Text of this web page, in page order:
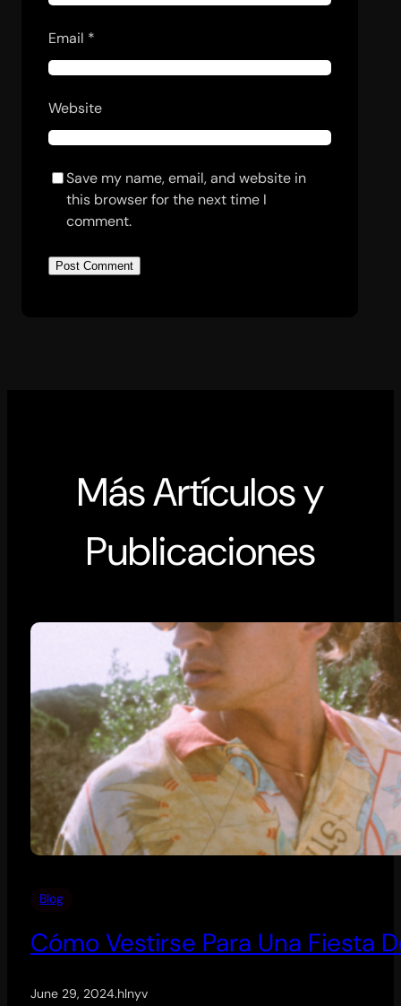
Email *
Website
Save my name, email, and website in
this browser for the next time I
comment.
Más Artículos y
Publicaciones
Blog
Cómo Vestirse Para Una Fiesta
June 29, 2024.hlnyv